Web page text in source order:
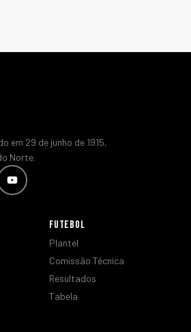
em 29 de junho de 1915,
Norte.
FUTEBOL
Plantel
Comissão Técnica
Resultados
Tabela